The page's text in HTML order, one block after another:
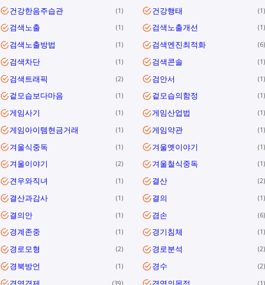
건강한음주습관 1 건강행태 1
검색노출 1 검색노출개선 1
검색노출방법 1 검색엔진최적화 6
검색차단 1 검색콘솔 1
검색트래픽 2 검안서 1
겉모습보다마음 1 겉모습의함정 1
게임사기 1 게임산업법 1
게임아이템현금거래 1 게임약관 1
겨울식중독 1 겨울옛이야기 1
겨울이야기 2 겨울철식중독 1
견우와직녀 1 결산 2
결산과감사 1 결의 1
결의안 1 겸손 6
경계존중 1 경기침체 1
경로모형 2 경로분석 2
경북방언 1 경수 2
39 1